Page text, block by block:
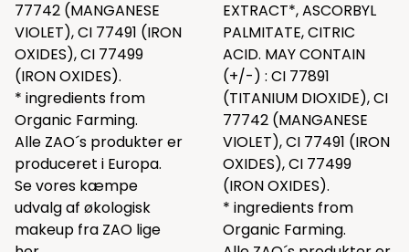
77742 (MANGANESE
VIOLET), CI 77491 (IRON
OXIDES), CI 77499
(IRON OXIDES).
* ingredients from
Organic Farming.
Alle ZAO´s produkter er
produceret i Europa.
Se vores kæmpe
udvalg af økologisk
makeup fra ZAO lige
EXTRACT*, ASCORBYL
PALMITATE, CITRIC
ACID. MAY CONTAIN
(+/-) : CI 77891
(TITANIUM DIOXIDE), CI
77742 (MANGANESE
VIOLET), CI 77491 (IRON
OXIDES), CI 77499
(IRON OXIDES).
* ingredients from
Organic Farming.